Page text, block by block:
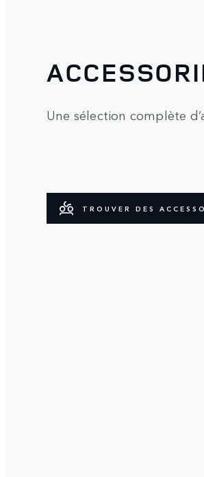
Une sélection complète
TROUVER DES